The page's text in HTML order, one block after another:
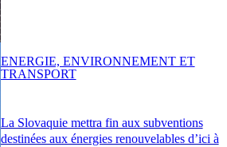
La Slovaquie mettra fin aux subventions
destinées aux énergies renouvelables d’ici à
ENERGIE, ENVIRONNEMENT ET
TRANSPORT